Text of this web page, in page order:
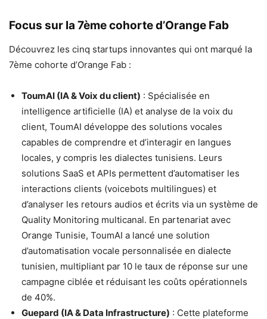
Focus sur la 7ème cohorte d’Orange Fab
Découvrez les cinq startups innovantes qui ont marqué la
7ème cohorte d’Orange Fab :
ToumAI (IA & Voix du client) : Spécialisée en
intelligence artificielle (IA) et analyse de la voix du
client, ToumAI développe des solutions vocales
capables de comprendre et d’interagir en langues
locales, y compris les dialectes tunisiens. Leurs
solutions SaaS et APIs permettent d’automatiser les
interactions clients (voicebots multilingues) et
d’analyser les retours audios et écrits via un système de
Quality Monitoring multicanal. En partenariat avec
Orange Tunisie, ToumAI a lancé une solution
d’automatisation vocale personnalisée en dialecte
tunisien, multipliant par 10 le taux de réponse sur une
campagne ciblée et réduisant les coûts opérationnels
de 40%.
Guepard (IA & Data Infrastructure) : Cette plateforme